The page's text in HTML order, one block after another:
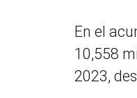
En el
10,558
2023,